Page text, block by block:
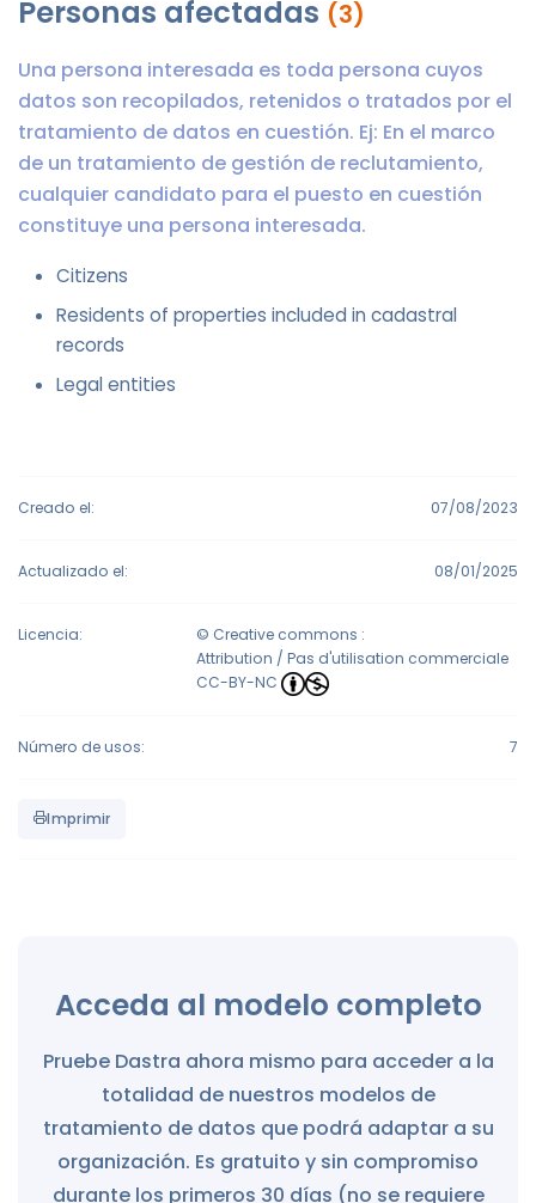
Personas afectadas (3)
Una persona interesada es toda persona cuyos
datos son recopilados, retenidos o tratados por el
tratamiento de datos en cuestión. Ej: En el marco
de un tratamiento de gestión de reclutamiento,
cualquier candidato para el puesto en cuestión
constituye una persona interesada.
Citizens
Residents of properties included in cadastral
records
Legal entities
Creado el: 07/08/2023
Actualizado el: 08/01/2025
Licencia:
© Creative commons :
Attribution / Pas d'utilisation commerciale
CC-BY-NC
Número de usos: 7
Imprimir
Acceda al modelo completo
Pruebe Dastra ahora mismo para acceder a la
totalidad de nuestros modelos de
tratamiento de datos que podrá adaptar a su
organización. Es gratuito y sin compromiso
durante los primeros 30 días (no se requiere